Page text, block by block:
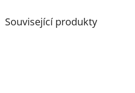
Související produkty